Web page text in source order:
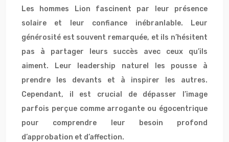
Les hommes Lion fascinent par leur présence
solaire et leur confiance inébranlable. Leur
générosité est souvent remarquée, et ils n’hésitent
pas à partager leurs succès avec ceux qu’ils
aiment. Leur leadership naturel les pousse à
prendre les devants et à inspirer les autres.
Cependant, il est crucial de dépasser l’image
parfois perçue comme arrogante ou égocentrique
pour comprendre leur besoin profond
d’approbation et d’affection.